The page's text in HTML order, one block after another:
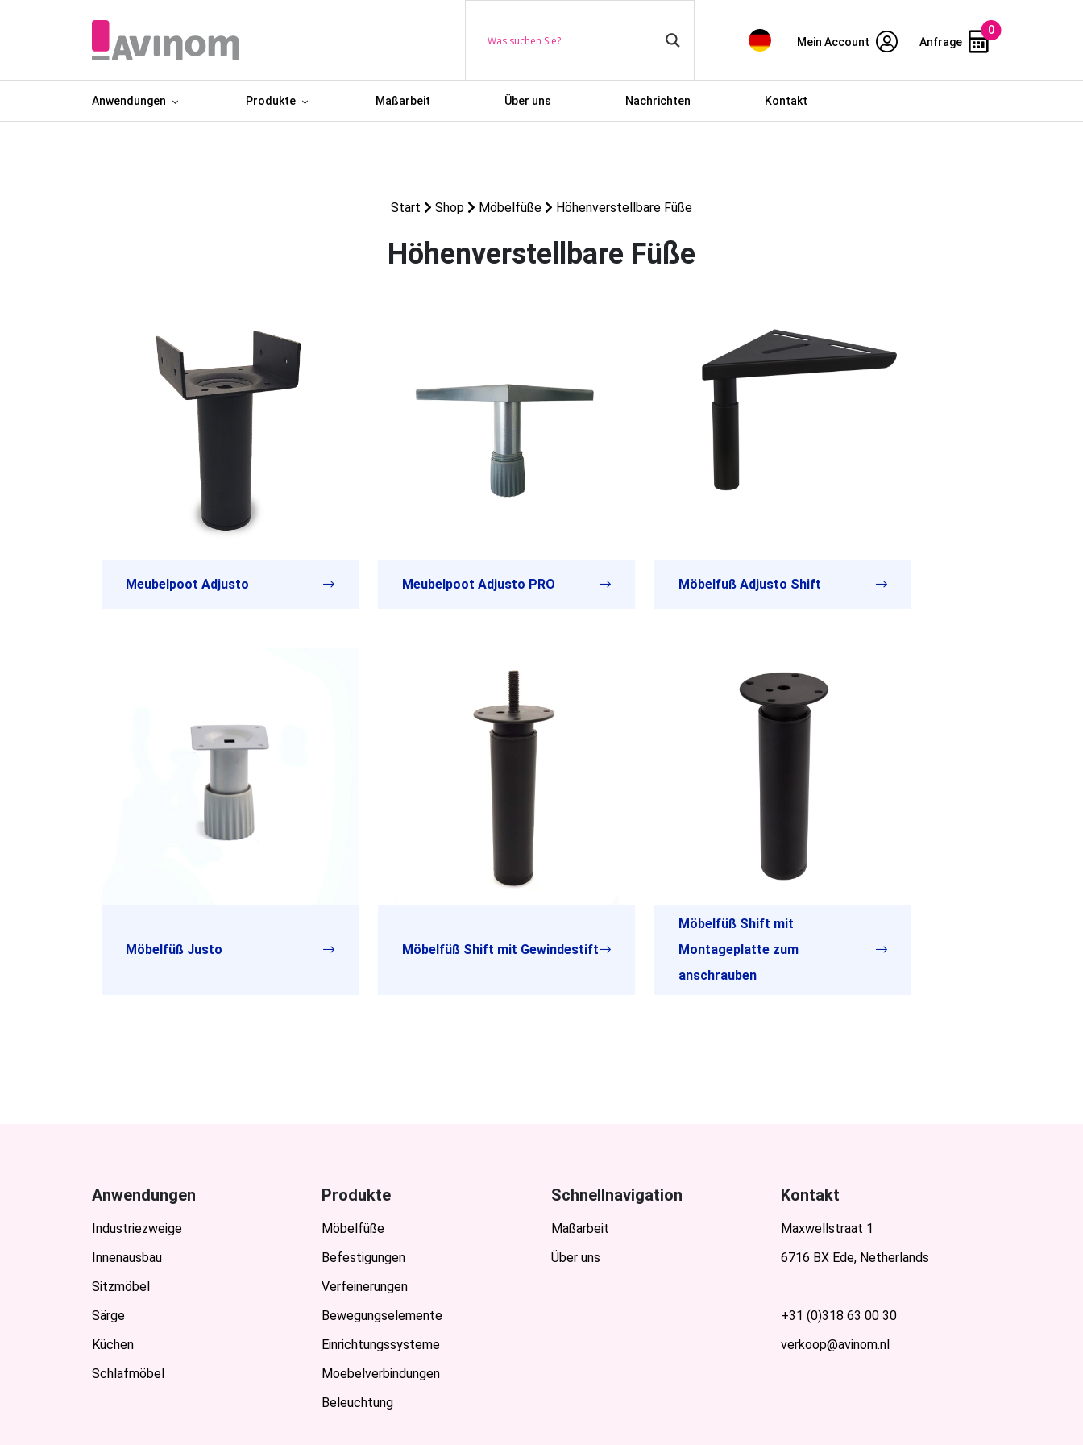
Mein Account Anfrage
0
Anwendungen Produkte Maßarbeit Über uns Nachrichten Kontakt
Start Shop Möbelfüße Höhenverstellbare Füße
Höhenverstellbare Füße
Meubelpoot Adjusto Meubelpoot Adjusto PRO Möbelfuß Adjusto Shift
Möbelfüß Justo Möbelfüß Shift mit Gewindestift
Möbelfüß Shift mit
Montageplatte zum
anschrauben
Anwendungen
Industriezweige
Innenausbau
Sitzmöbel
Särge
Küchen
Schlafmöbel
Produkte
Möbelfüße
Befestigungen
Verfeinerungen
Bewegungselemente
Einrichtungssysteme
Moebelverbindungen
Beleuchtung
Schnellnavigation
Maßarbeit
Über uns
Kontakt
Maxwellstraat 1
6716 BX Ede, Netherlands
+31 (0)318 63 00 30
verkoop@avinom.nl